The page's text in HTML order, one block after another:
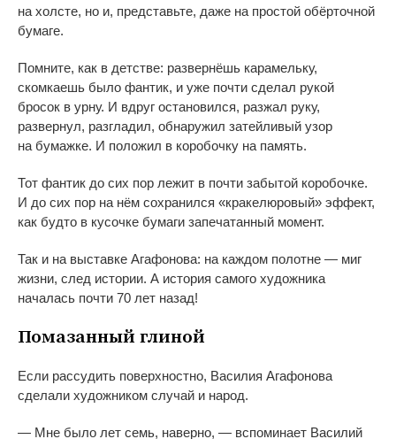
на холсте, но и, представьте, даже на простой обёрточной
бумаге.
Помните, как в детстве: развернёшь карамельку,
скомкаешь было фантик, и уже почти сделал рукой
бросок в урну. И вдруг остановился, разжал руку,
развернул, разгладил, обнаружил затейливый узор
на бумажке. И положил в коробочку на память.
Тот фантик до сих пор лежит в почти забытой коробочке.
И до сих пор на нём сохранился «кракелюровый» эффект,
как будто в кусочке бумаги запечатанный момент.
Так и на выставке Агафонова: на каждом полотне — миг
жизни, след истории. А история самого художника
началась почти 70 лет назад!
Помазанный глиной
Если рассудить поверхностно, Василия Агафонова
сделали художником случай и народ.
— Мне было лет семь, наверно, — вспоминает Василий